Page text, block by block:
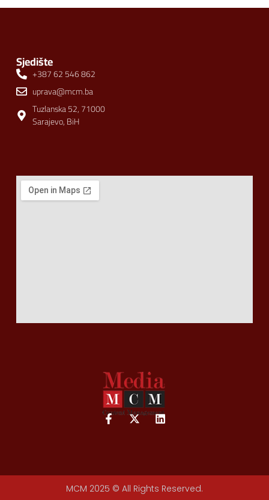
Sjedište
+387 62 546 862
uprava@mcm.ba
Tuzlanska 52, 71000
Sarajevo, BiH
MCM 2025 © All Rights Reserved.